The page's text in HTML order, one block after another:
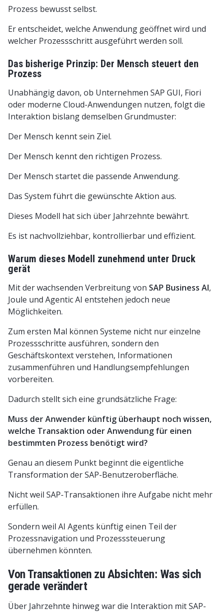
Prozess bewusst selbst.
Er entscheidet, welche Anwendung geöffnet wird und
welcher Prozessschritt ausgeführt werden soll.
Das bisherige Prinzip: Der Mensch steuert den
Prozess
Unabhängig davon, ob Unternehmen SAP GUI, Fiori
oder moderne Cloud-Anwendungen nutzen, folgt die
Interaktion bislang demselben Grundmuster:
Der Mensch kennt sein Ziel.
Der Mensch kennt den richtigen Prozess.
Der Mensch startet die passende Anwendung.
Das System führt die gewünschte Aktion aus.
Dieses Modell hat sich über Jahrzehnte bewährt.
Es ist nachvollziehbar, kontrollierbar und effizient.
Warum dieses Modell zunehmend unter Druck
gerät
Mit der wachsenden Verbreitung von SAP Business AI,
Joule und Agentic AI entstehen jedoch neue
Möglichkeiten.
Zum ersten Mal können Systeme nicht nur einzelne
Prozessschritte ausführen, sondern den
Geschäftskontext verstehen, Informationen
zusammenführen und Handlungsempfehlungen
vorbereiten.
Dadurch stellt sich eine grundsätzliche Frage:
Muss der Anwender künftig überhaupt noch wissen,
welche Transaktion oder Anwendung für einen
bestimmten Prozess benötigt wird?
Genau an diesem Punkt beginnt die eigentliche
Transformation der SAP-Benutzeroberfläche.
Nicht weil SAP-Transaktionen ihre Aufgabe nicht mehr
erfüllen.
Sondern weil AI Agents künftig einen Teil der
Prozessnavigation und Prozesssteuerung
übernehmen könnten.
Von Transaktionen zu Absichten: Was sich
gerade verändert
Über Jahrzehnte hinweg war die Interaktion mit SAP-